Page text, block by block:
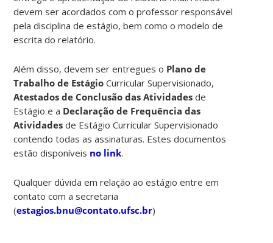
devem ser acordados com o professor responsável
pela disciplina de estágio, bem como o modelo de
escrita do relatório.
Além disso, devem ser entregues o Plano de
Trabalho de EstágioCurricular Supervisionado,
Atestados de Conclusão das Atividadesde
Estágio e a Declaração de Frequência das
Atividadesde Estágio Curricular Supervisionado
contendo todas as assinaturas. Estes documentos
estão disponíveis no link.
Qualquer dúvida em relação ao estágio entre em
contato com a secretaria
(estagios.bnu@contato.ufsc.br)